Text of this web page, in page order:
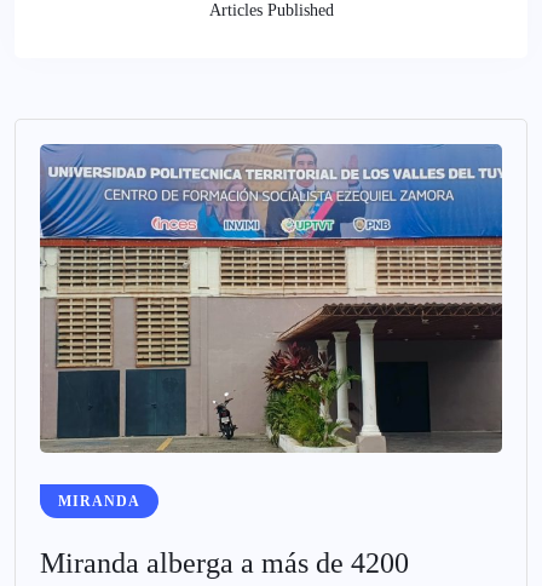
Articles Published
MIRANDA
Miranda alberga a más de 4200